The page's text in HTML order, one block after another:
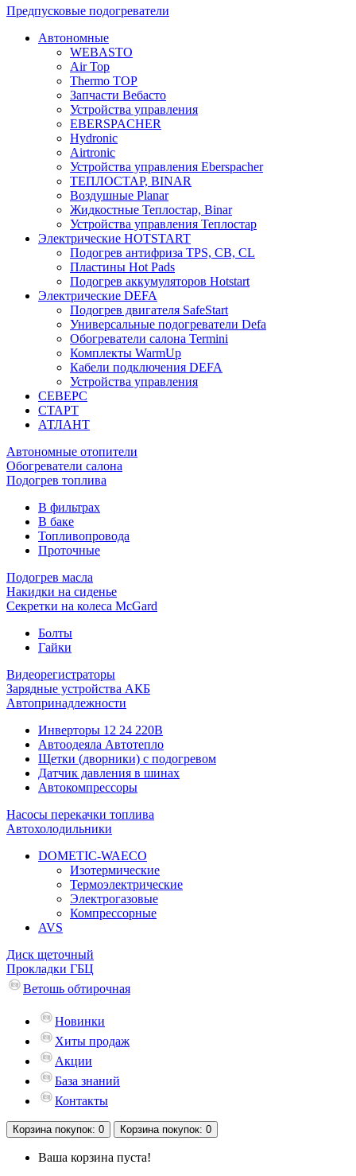
Предпусковые подогреватели
Автономные
WEBASTO
Air Top
Thermo TOP
Запчасти Вебасто
Устройства управления
EBERSPACHER
Hydronic
Airtronic
Устройства управления Eberspacher
ТЕПЛОСТАР, BINAR
Воздушные Planar
Жидкостные Теплостар, Binar
Устройства управления Теплостар
Электрические HOTSTART
Подогрев антифриза TPS, CB, CL
Пластины Hot Pads
Подогрев аккумуляторов Hotstart
Электрические DEFA
Подогрев двигателя SafeStart
Универсальные подогреватели Defa
Обогреватели салона Termini
Комплекты WarmUp
Кабели подключения DEFA
Устройства управления
СЕВЕРС
СТАРТ
АТЛАНТ
Автономные отопители
Обогреватели салона
Подогрев топлива
В фильтрах
В баке
Топливопровода
Проточные
Подогрев масла
Накидки на сиденье
Секретки на колеса McGard
Болты
Гайки
Видеорегистраторы
Зарядные устройства АКБ
Автопринадлежности
Инверторы 12 24 220В
Автоодеяла Автотепло
Щетки (дворники) с подогревом
Датчик давления в шинах
Автокомпрессоры
Насосы перекачки топлива
Автохолодильники
DOMETIC-WAECO
Изотермические
Термоэлектрические
Электрогазовые
Компрессорные
AVS
Диск щеточный
Прокладки ГБЦ
Ветошь обтирочная
Новинки
Хиты продаж
Акции
База знаний
Контакты
Корзина покупок: 0 Корзина покупок: 0
Ваша корзина пуста!